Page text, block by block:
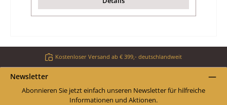
Kostenloser Versand ab € 399,- deutschlandweit
Newsletter
Abonnieren Sie jetzt einfach unseren Newsletter für hilfreiche
Informationen und Aktionen.